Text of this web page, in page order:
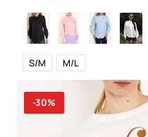
S/M M/L
-30%